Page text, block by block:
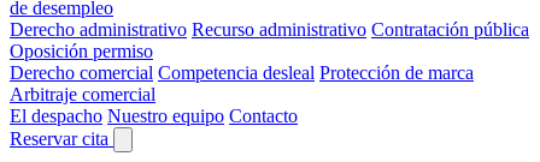
de desempleo
Derecho administrativo Recurso administrativo Contratación pública
Oposición permiso
Derecho comercial Competencia desleal Protección de marca
Arbitraje comercial
El despacho Nuestro equipo Contacto
Reservar cita